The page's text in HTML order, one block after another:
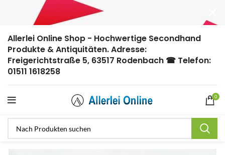
Allerlei Online Shop - Hochwertige Secondhand
Produkte & Antiquitäten. Adresse:
Freigerichtstraße 5, 63517 Rodenbach ☎ Telefon:
01511 1618258
0